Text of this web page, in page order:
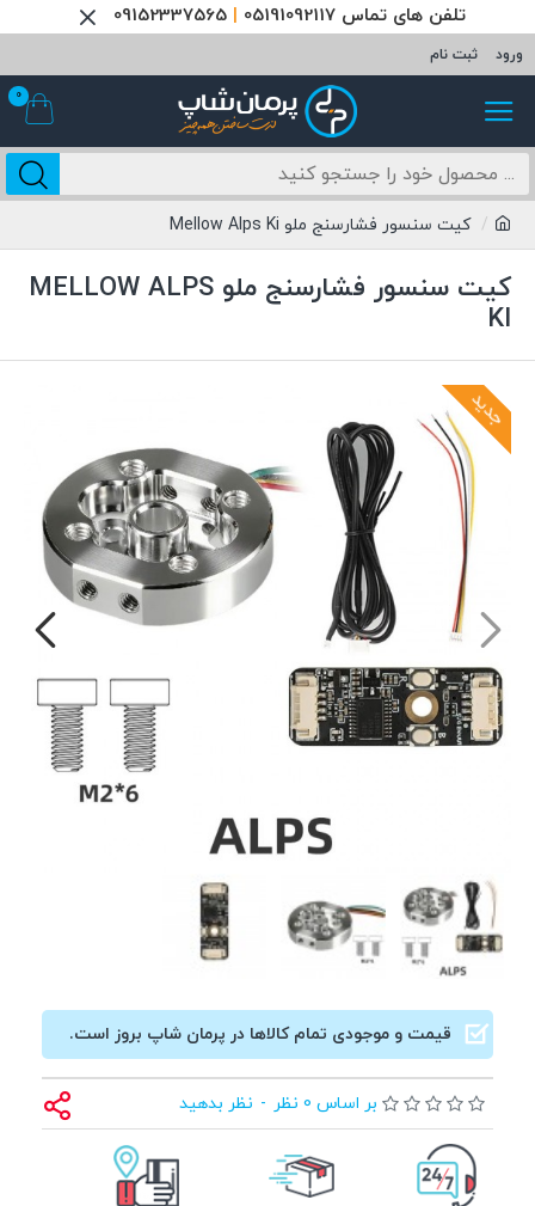
تلفن های تماس 05191092117 09152337565
ورود ثبت نام
0
کیت سنسور فشارسنج ملو Mellow Alps Ki
کیت سنسور فشارسنج ملو MELLOW ALPS
KI
جدید
قیمت و موجودی تمام کالاها در پرمان شاپ بروز است.
بر اساس 0 نظر - نظر بدهید